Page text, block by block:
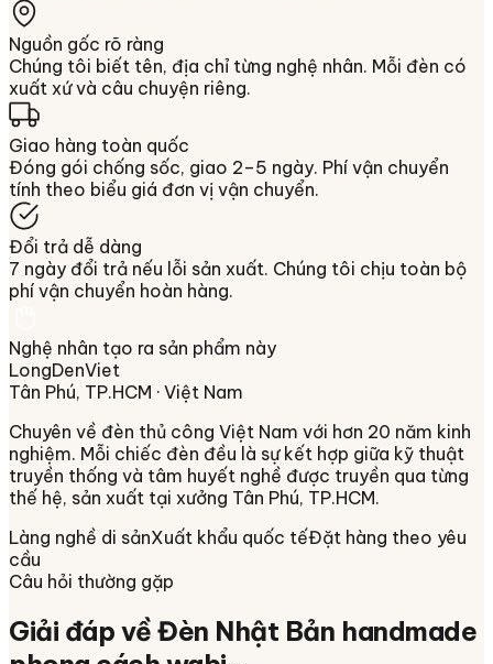
Nguồn gốc rõ ràng
Chúng tôi biết tên, địa chỉ từng nghệ nhân. Mỗi đèn có
xuất xứ và câu chuyện riêng.
Giao hàng toàn quốc
Đóng gói chống sốc, giao 2–5 ngày. Phí vận chuyển
tính theo biểu giá đơn vị vận chuyển.
Đổi trả dễ dàng
7 ngày đổi trả nếu lỗi sản xuất. Chúng tôi chịu toàn bộ
phí vận chuyển hoàn hàng.
Nghệ nhân tạo ra sản phẩm này
LongDenViet
Tân Phú, TP.HCM · Việt Nam
Chuyên về đèn thủ công Việt Nam với hơn 20 năm kinh
nghiệm. Mỗi chiếc đèn đều là sự kết hợp giữa kỹ thuật
truyền thống và tâm huyết nghề được truyền qua từng
thế hệ, sản xuất tại xưởng Tân Phú, TP.HCM.
Làng nghề di sảnXuất khẩu quốc tếĐặt hàng theo yêu
cầu
Câu hỏi thường gặp
Giải đáp vềĐèn Nhật Bản handmade